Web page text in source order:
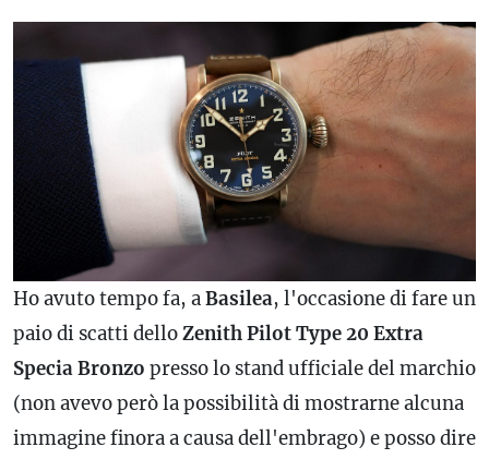
Ho avuto tempo fa, aBasilea, l'occasione di fare un
paio di scatti delloZenith Pilot Type 20 Extra
Specia Bronzo presso lo stand ufficiale del marchio
(non avevo però la possibilità di mostrarne alcuna
immagine finora a causa dell'embrago) e posso dire